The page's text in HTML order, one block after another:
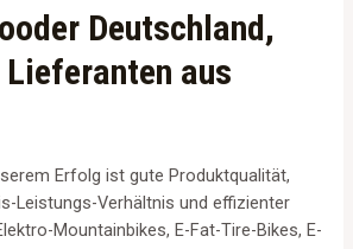
Deutschland,
aus
Erfolg ist gute Produktqualität,
Leistungs-Verhältnis und effizienter
Mountainbikes, E-Fat-Tire-Bikes, E-